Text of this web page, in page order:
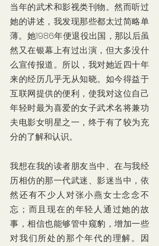
当年的武术和影视类刊物。然而听过
她的讲述，我发现那些都太过简略单
薄。她1986年便退役出国，那以后虽
然又在银幕上有过出演，但大多没什
么宣传报道。所以，我对她近四十年
来的经历几乎无从知晓。如今得益于
互联网提供的便利，使我对这位自己
年轻时最为喜爱的女子武术名将兼功
夫电影女明星之一，终于有了较为充
分的了解和认识。
我想在我的读者朋友当中、在与我经
历相仿的那一代武迷、影迷当中，依
然还有不少人对张小燕女士念念不
忘；而且现在的年轻人通过她的故
事，相信也能够管中窥豹，增加一些
对我们所处的那个年代的理解。因